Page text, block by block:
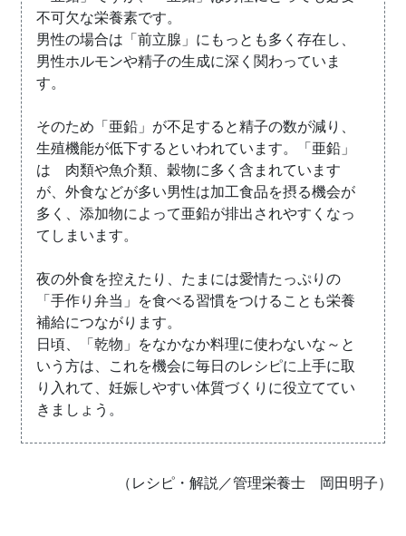
不可欠な栄養素です。
男性の場合は「前立腺」にもっとも多く存在し、
男性ホルモンや精子の生成に深く関わっていま
す。
そのため「亜鉛」が不足すると精子の数が減り、
生殖機能が低下するといわれています。「亜鉛」
は 肉類や魚介類、穀物に多く含まれています
が、外食などが多い男性は加工食品を摂る機会が
多く、添加物によって亜鉛が排出されやすくなっ
てしまいます。
夜の外食を控えたり、たまには愛情たっぷりの
「手作り弁当」を食べる習慣をつけることも栄養
補給につながります。
日頃、「乾物」をなかなか料理に使わないな～と
いう方は、これを機会に毎日のレシピに上手に取
り入れて、妊娠しやすい体質づくりに役立ててい
きましょう。
（レシピ・解説／管理栄養士 岡田明子）